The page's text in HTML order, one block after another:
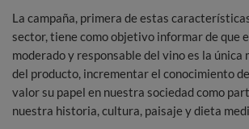
La campaña, primera de estas
sector, tiene como objetivo informar de que
moderado y responsable del vino es la
del producto, incrementar el conocimiento
valor su papel en nuestra sociedad como
nuestra historia, cultura, paisaje y dieta